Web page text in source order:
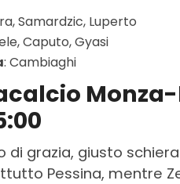
Samardzic, Luperto
Caputo, Gyasi
: Cambiaghi
di grazia, giusto
Pessina, mentre